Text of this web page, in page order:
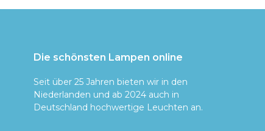
Die schönsten Lampen online
Seit über 25 Jahren bieten wir in den
Niederlanden und ab 2024 auch in
Deutschland hochwertige Leuchten an.